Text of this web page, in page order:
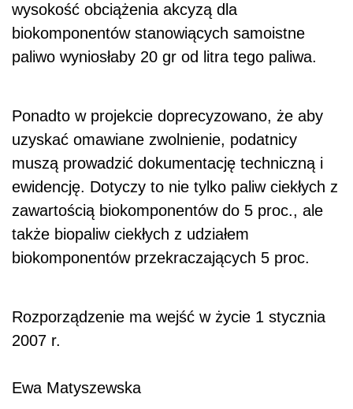
wysokość obciążenia akcyzą dla
biokomponentów stanowiących samoistne
paliwo wyniosłaby 20 gr od litra tego paliwa.
Ponadto w projekcie doprecyzowano, że aby
uzyskać omawiane zwolnienie, podatnicy
muszą prowadzić dokumentację techniczną i
ewidencję. Dotyczy to nie tylko paliw ciekłych z
zawartością biokomponentów do 5 proc., ale
także biopaliw ciekłych z udziałem
biokomponentów przekraczających 5 proc.
Rozporządzenie ma wejść w życie 1 stycznia
2007 r.
Ewa Matyszewska